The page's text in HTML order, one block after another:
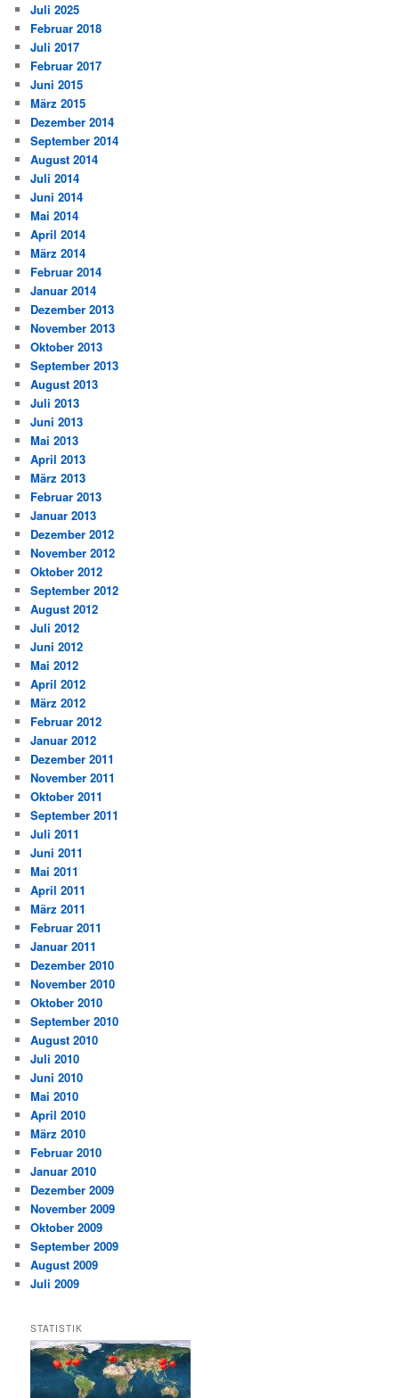
Juli 2025
Februar 2018
Juli 2017
Februar 2017
Juni 2015
März 2015
Dezember 2014
September 2014
August 2014
Juli 2014
Juni 2014
Mai 2014
April 2014
März 2014
Februar 2014
Januar 2014
Dezember 2013
November 2013
Oktober 2013
September 2013
August 2013
Juli 2013
Juni 2013
Mai 2013
April 2013
März 2013
Februar 2013
Januar 2013
Dezember 2012
November 2012
Oktober 2012
September 2012
August 2012
Juli 2012
Juni 2012
Mai 2012
April 2012
März 2012
Februar 2012
Januar 2012
Dezember 2011
November 2011
Oktober 2011
September 2011
Juli 2011
Juni 2011
Mai 2011
April 2011
März 2011
Februar 2011
Januar 2011
Dezember 2010
November 2010
Oktober 2010
September 2010
August 2010
Juli 2010
Juni 2010
Mai 2010
April 2010
März 2010
Februar 2010
Januar 2010
Dezember 2009
November 2009
Oktober 2009
September 2009
August 2009
Juli 2009
STATISTIK